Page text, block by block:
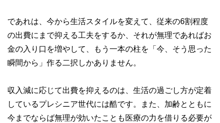
であれは、今から生活スタイルを変えて、従来の6割程度
の出費にまで抑える工夫をするか、それが無理であればお
金の入り口を増やして、もう一本の柱を「今、そう思った
瞬間から」作る二択しかありません。
収入減に応じて出費を抑えるのは、生活の過ごし方が定着
しているプレシニア世代には酷です。また、加齢とともに
今までならば無理が効いたことも医療の力を借りる必要が